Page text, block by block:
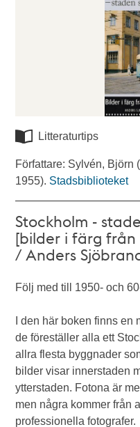
Litteraturtips
Författare: Sylvén, Björn
1955). Stadsbiblioteket
Stockholm -
[bilder i färg från
/ Anders
Följ med till 1950- och
I den här boken finns
de föreställer alla ett
allra flesta byggnader
bilder visar innerstaden
ytterstaden. Fotona är
men några kommer från
professionella fotografer.